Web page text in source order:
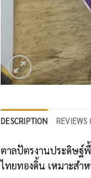
DESCRIPTION REVIEWS
ตาลปัตรงานประดิษฐ์
ไทยทองดิ้น เหมาะสำ